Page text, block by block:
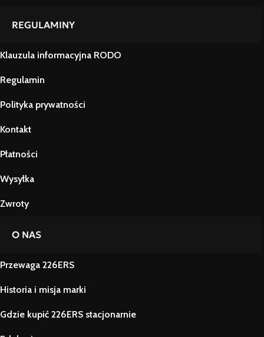
REGULAMINY
Klauzula informacyjna RODO
Regulamin
Polityka prywatności
Kontakt
Płatności
Wysyłka
Zwroty
O NAS
Przewaga 226ERS
Historia i misja marki
Gdzie kupić 226ERS stacjonarnie